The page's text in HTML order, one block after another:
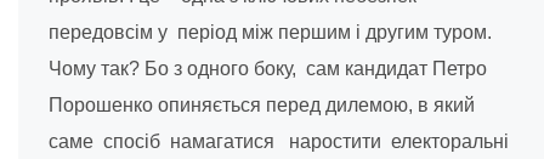
передовсім у період між першим і другим туром.
Чому так? Бо з одного боку, сам кандидат Петро
Порошенко опиняється перед дилемою, в який
саме спосіб намагатися наростити електоральні